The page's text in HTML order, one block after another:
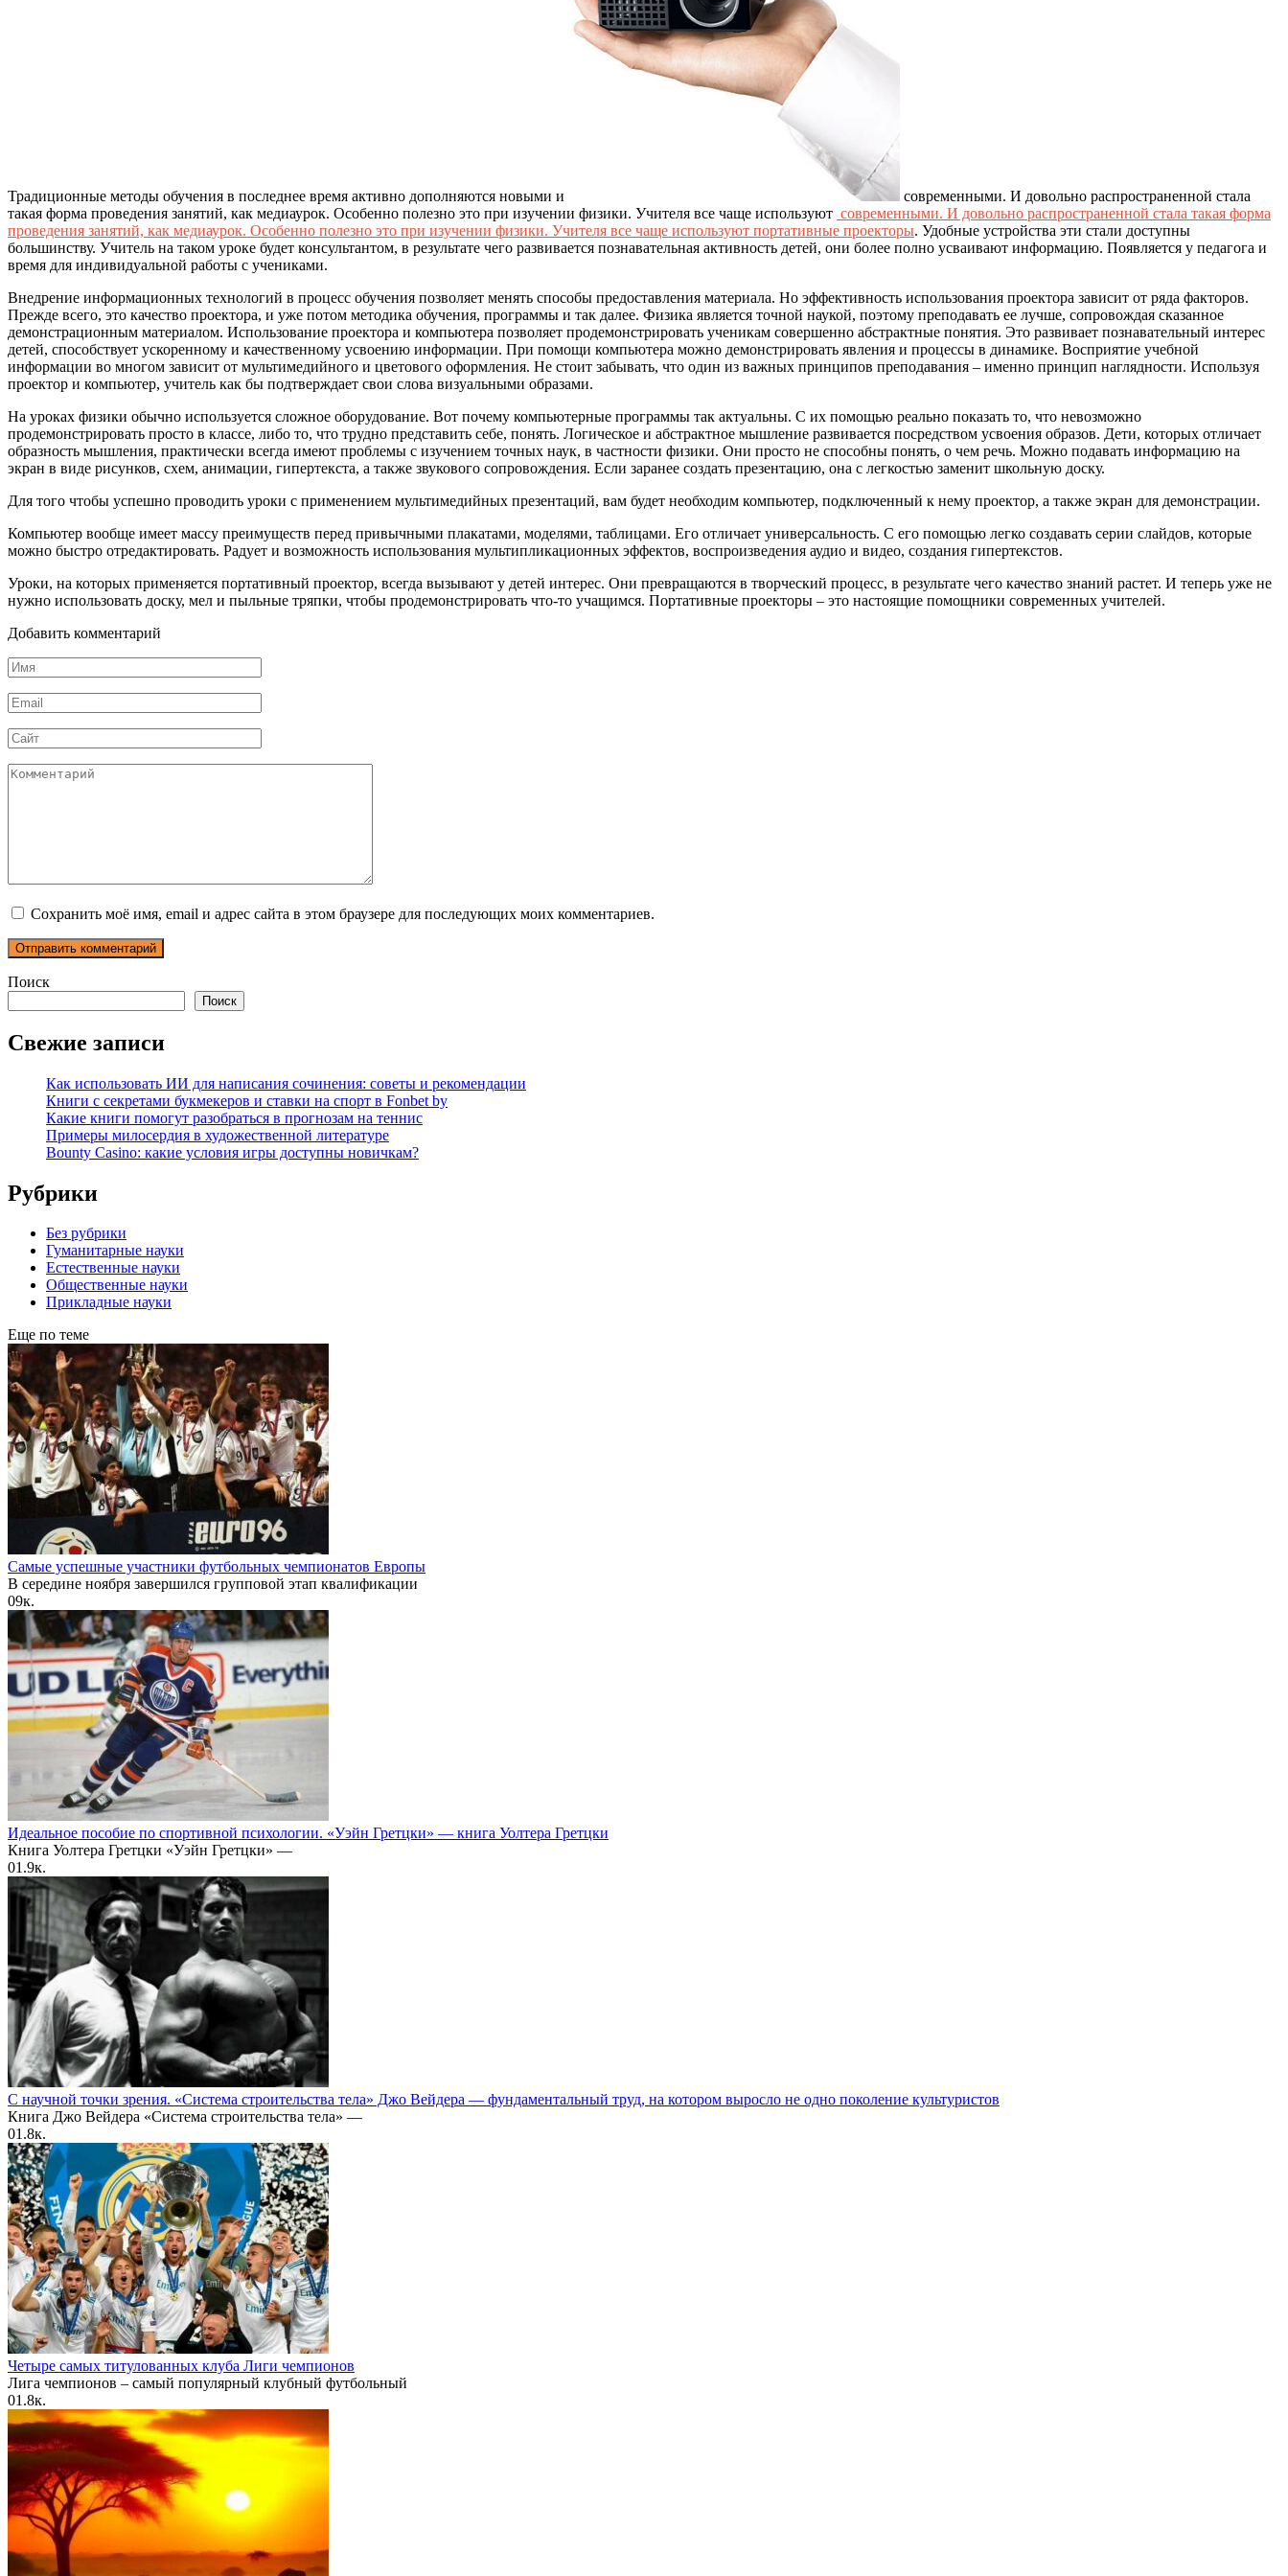
Традиционные методы обучения в последнее время активно дополняются новыми и
современными. И довольно распространенной стала
такая форма проведения занятий, как медиаурок. Особенно полезно это при изучении физики. Учителя все чаще используют современными. И довольно распространенной стала такая форма
проведения занятий, как медиаурок. Особенно полезно это при изучении физики. Учителя все чаще используют портативные проекторы. Удобные устройства эти стали доступны
большинству. Учитель на таком уроке будет консультантом, в результате чего развивается познавательная активность детей, они более полно усваивают информацию. Появляется у педагога и
время для индивидуальной работы с учениками.
Внедрение информационных технологий в процесс обучения позволяет менять способы предоставления материала. Но эффективность использования проектора зависит от ряда факторов.
Прежде всего, это качество проектора, и уже потом методика обучения, программы и так далее. Физика является точной наукой, поэтому преподавать ее лучше, сопровождая сказанное
демонстрационным материалом. Использование проектора и компьютера позволяет продемонстрировать ученикам совершенно абстрактные понятия. Это развивает познавательный интерес
детей, способствует ускоренному и качественному усвоению информации. При помощи компьютера можно демонстрировать явления и процессы в динамике. Восприятие учебной
информации во многом зависит от мультимедийного и цветового оформления. Не стоит забывать, что один из важных принципов преподавания – именно принцип наглядности. Используя
проектор и компьютер, учитель как бы подтверждает свои слова визуальными образами.
На уроках физики обычно используется сложное оборудование. Вот почему компьютерные программы так актуальны. С их помощью реально показать то, что невозможно
продемонстрировать просто в классе, либо то, что трудно представить себе, понять. Логическое и абстрактное мышление развивается посредством усвоения образов. Дети, которых отличает
образность мышления, практически всегда имеют проблемы с изучением точных наук, в частности физики. Они просто не способны понять, о чем речь. Можно подавать информацию на
экран в виде рисунков, схем, анимации, гипертекста, а также звукового сопровождения. Если заранее создать презентацию, она с легкостью заменит школьную доску.
Для того чтобы успешно проводить уроки с применением мультимедийных презентаций, вам будет необходим компьютер, подключенный к нему проектор, а также экран для демонстрации.
Компьютер вообще имеет массу преимуществ перед привычными плакатами, моделями, таблицами. Его отличает универсальность. С его помощью легко создавать серии слайдов, которые
можно быстро отредактировать. Радует и возможность использования мультипликационных эффектов, воспроизведения аудио и видео, создания гипертекстов.
Уроки, на которых применяется портативный проектор, всегда вызывают у детей интерес. Они превращаются в творческий процесс, в результате чего качество знаний растет. И теперь уже не
нужно использовать доску, мел и пыльные тряпки, чтобы продемонстрировать что-то учащимся. Портативные проекторы – это настоящие помощники современных учителей.
Добавить комментарий
Имя
*
Email
*
Сайт
Комментарий
Сохранить моё имя, email и адрес сайта в этом браузере для последующих моих комментариев.
Поиск
Поиск
Свежие записи
Как использовать ИИ для написания сочинения: советы и рекомендации
Книги с секретами букмекеров и ставки на спорт в Fonbet by
Какие книги помогут разобраться в прогнозам на теннис
Примеры милосердия в художественной литературе
Bounty Casino: какие условия игры доступны новичкам?
Рубрики
Без рубрики
Гуманитарные науки
Естественные науки
Общественные науки
Прикладные науки
Еще по теме
Самые успешные участники футбольных чемпионатов Европы
В середине ноября завершился групповой этап квалификации
09к.
Идеальное пособие по спортивной психологии. «Уэйн Гретцки» — книга Уолтера Гретцки
Книга Уолтера Гретцки «Уэйн Гретцки» —
01.9к.
С научной точки зрения. «Система строительства тела» Джо Вейдера — фундаментальный труд, на котором выросло не одно поколение культуристов
Книга Джо Вейдера «Система строительства тела» —
01.8к.
Четыре самых титулованных клуба Лиги чемпионов
Лига чемпионов – самый популярный клубный футбольный
01.8к.